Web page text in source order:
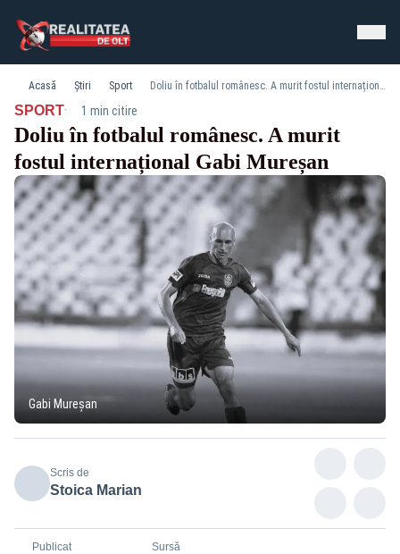
Acasă Știri Sport Doliu în fotbalul românesc. A murit fostul internațional Gabi Mureșan
SPORT· 1 min citire
Doliu în fotbalul românesc. A murit
fostul internațional Gabi Mureșan
Gabi Mureșan
Scris de
Stoica Marian
Publicat Sursă